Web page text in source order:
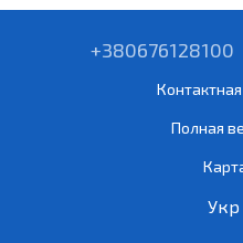
+380676128100
Полная
Укр